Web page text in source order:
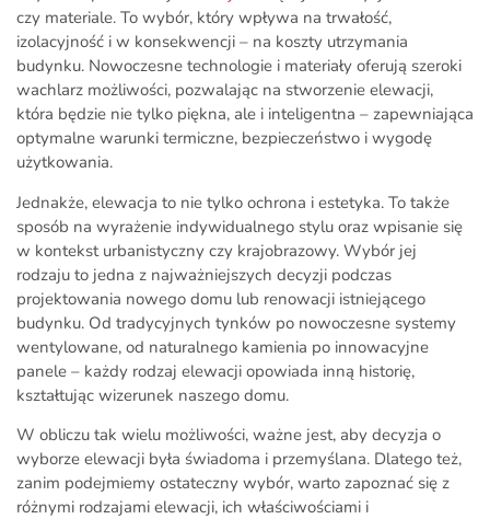
czy materiale. To wybór, który wpływa na trwałość,
izolacyjność i w konsekwencji – na koszty utrzymania
budynku. Nowoczesne technologie i materiały oferują szeroki
wachlarz możliwości, pozwalając na stworzenie elewacji,
która będzie nie tylko piękna, ale i inteligentna – zapewniająca
optymalne warunki termiczne, bezpieczeństwo i wygodę
użytkowania.
Jednakże, elewacja to nie tylko ochrona i estetyka. To także
sposób na wyrażenie indywidualnego stylu oraz wpisanie się
w kontekst urbanistyczny czy krajobrazowy. Wybór jej
rodzaju to jedna z najważniejszych decyzji podczas
projektowania nowego domu lub renowacji istniejącego
budynku. Od tradycyjnych tynków po nowoczesne systemy
wentylowane, od naturalnego kamienia po innowacyjne
panele – każdy rodzaj elewacji opowiada inną historię,
kształtując wizerunek naszego domu.
W obliczu tak wielu możliwości, ważne jest, aby decyzja o
wyborze elewacji była świadoma i przemyślana. Dlatego też,
zanim podejmiemy ostateczny wybór, warto zapoznać się z
różnymi rodzajami elewacji, ich właściwościami i